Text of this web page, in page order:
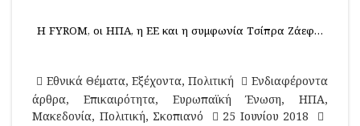
Η FYROM, οι ΗΠΑ, η ΕΕ και η συμφωνία Τσίπρα Ζάεφ…
Εθνικά Θέματα, Εξέχοντα, Πολιτική
Ενδιαφέροντα
άρθρα, Επικαιρότητα, Ευρωπαϊκή Ένωση, ΗΠΑ,
Μακεδονία, Πολιτική, Σκοπιανό
25 Ιουνίου 2018